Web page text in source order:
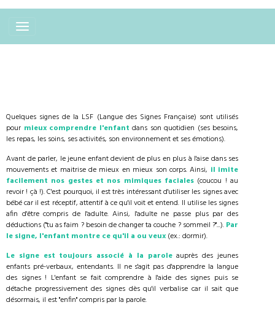
Quelques signes de la LSF (Langue des Signes Française) sont utilisés
pour mieux comprendre l'enfant dans son quotidien (ses besoins,
les repas, les soins, ses activités, son environnement et ses émotions).
Avant de parler, le jeune enfant devient de plus en plus à l'aise dans ses
mouvements et maitrise de mieux en mieux son corps. Ainsi, il imite
facilement nos gestes et nos mimiques faciales (coucou ! au
revoir ! çà !). C'est pourquoi, il est très intéressant d'utiliser les signes avec
bébé car il est réceptif, attentif à ce qu'il voit et entend. Il utilise les signes
afin d'être compris de l'adulte. Ainsi, l'adulte ne passe plus par des
déductions ("tu as faim ? besoin de changer ta couche ? sommeil ?"...). Par
le signe, l'enfant montre ce qu'il a ou veux(ex.: dormir).
Le signe est toujours associé à la paroleauprès des jeunes
enfants pré-verbaux, entendants. Il ne s'agit pas d'apprendre la langue
des signes ! L'enfant se fait comprendre à l'aide des signes puis se
détache progressivement des signes dès qu'il verbalise car il sait que
désormais, il est "enfin" compris par la parole.